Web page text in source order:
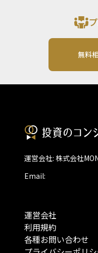
無料
運営会社: 株式会社
Email:
運営会社
利用規約
各種お問い合わせ